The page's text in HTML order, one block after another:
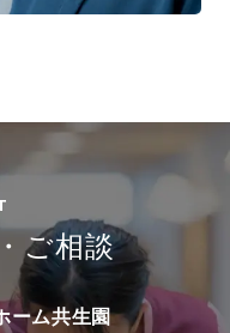
ご相談
ーム共生園